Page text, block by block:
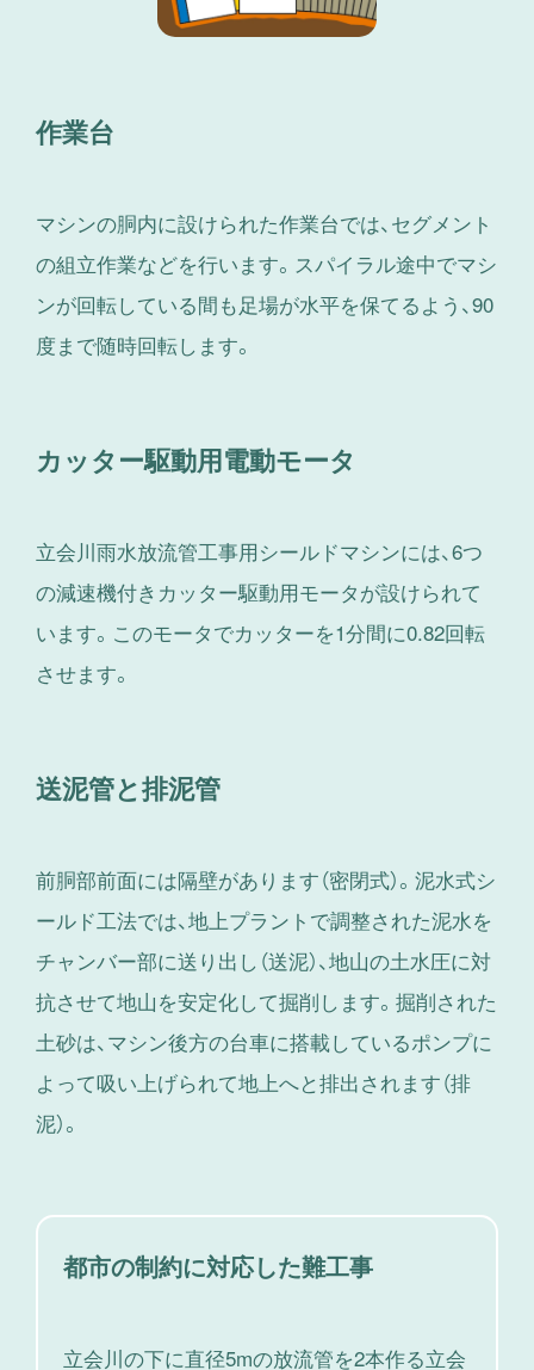
作業台
マシンの胴内に設けられた作業台では、セグメント
の組立作業などを行います。スパイラル途中でマシ
ンが回転している間も足場が水平を保てるよう、90
度まで随時回転します。
カッター駆動用電動モータ
立会川雨水放流管工事用シールドマシンには、6つ
の減速機付きカッター駆動用モータが設けられて
います。このモータでカッターを1分間に0.82回転
させます。
送泥管と排泥管
前胴部前面には隔壁があります（密閉式）。泥水式シ
ールド工法では、地上プラントで調整された泥水を
チャンバー部に送り出し（送泥）、地山の土水圧に対
抗させて地山を安定化して掘削します。掘削された
土砂は、マシン後方の台車に搭載しているポンプに
よって吸い上げられて地上へと排出されます（排
泥）。
都市の制約に対応した難工事
立会川の下に直径5mの放流管を2本作る立会